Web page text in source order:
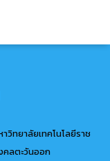
าวิทยาลัยเทคโนโลยีราช
คลตะวันออก